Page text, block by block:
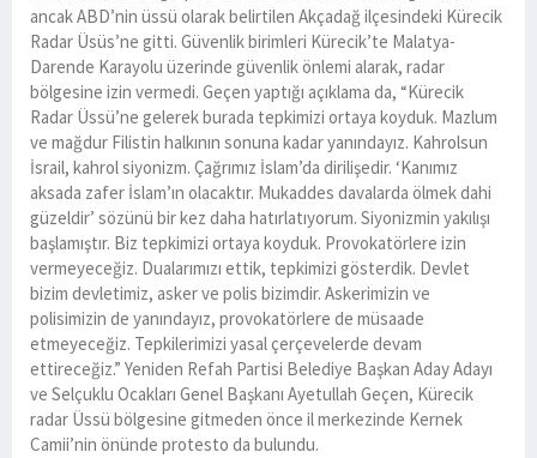
ancak ABD’nin üssü olarak belirtilen Akçadağ ilçesindeki Kürecik
Radar Üsüs’ne gitti. Güvenlik birimleri Kürecik’te Malatya-
Darende Karayolu üzerinde güvenlik önlemi alarak, radar
bölgesine izin vermedi. Geçen yaptığı açıklama da, “Kürecik
Radar Üssü’ne gelerek burada tepkimizi ortaya koyduk. Mazlum
ve mağdur Filistin halkının sonuna kadar yanındayız. Kahrolsun
İsrail, kahrol siyonizm. Çağrımız İslam’da dirilişedir. ‘Kanımız
aksada zafer İslam’ın olacaktır. Mukaddes davalarda ölmek dahi
güzeldir’ sözünü bir kez daha hatırlatıyorum. Siyonizmin yakılışı
başlamıştır. Biz tepkimizi ortaya koyduk. Provokatörlere izin
vermeyeceğiz. Dualarımızı ettik, tepkimizi gösterdik. Devlet
bizim devletimiz, asker ve polis bizimdir. Askerimizin ve
polisimizin de yanındayız, provokatörlere de müsaade
etmeyeceğiz. Tepkilerimizi yasal çerçevelerde devam
ettireceğiz.” Yeniden Refah Partisi Belediye Başkan Aday Adayı
ve Selçuklu Ocakları Genel Başkanı Ayetullah Geçen, Kürecik
radar Üssü bölgesine gitmeden önce il merkezinde Kernek
Camii’nin önünde protesto da bulundu.